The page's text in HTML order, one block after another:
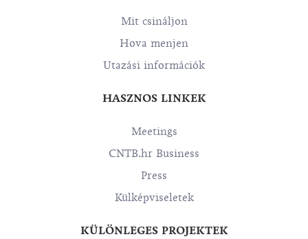
Mit csináljon
Hova menjen
Utazási információk
HASZNOS LINKEK
Meetings
CNTB.hr Business
Press
Külképviseletek
KÜLÖNLEGES PROJEKTEK